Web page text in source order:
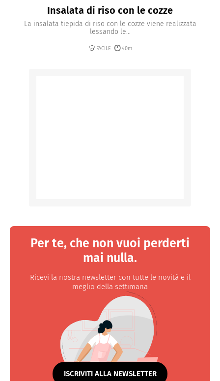
Insalata di riso con le cozze
La insalata tiepida di riso con le cozze viene realizzata
lessando le...
FACILE 40m
Per te, che non vuoi perderti
mai nulla.
Ricevi la nostra newsletter con tutte le novità e il
meglio della settimana
ISCRIVITI ALLA NEWSLETTER